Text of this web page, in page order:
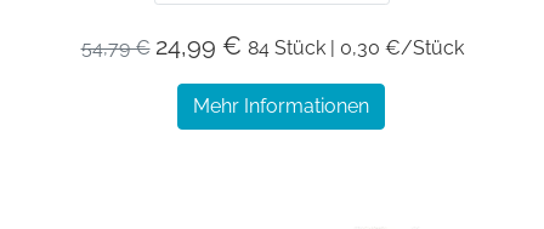
54,79 € 24,99 € 84 Stück | 0,30 €/Stück
Mehr Informationen